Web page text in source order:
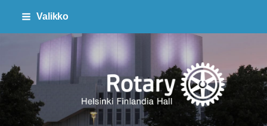
Siirry
sivun
sisältöön
Valikko
Finlandia Hall Rotaryklubi ry